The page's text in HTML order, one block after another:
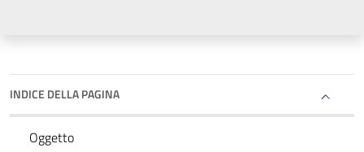
INDICE DELLA PAGINA
Oggetto